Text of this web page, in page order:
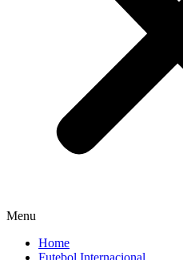
Menu
Home
Futebol Internacional